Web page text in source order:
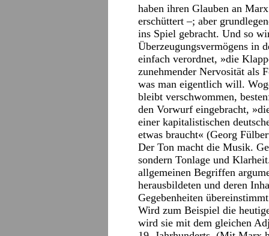
haben ihren Glauben an
erschüttert –; aber
ins Spiel gebracht. Und so
Überzeugungsvermögens in
einfach verordnet, »die
zunehmender Nervosität als
was man eigentlich will.
bleibt verschwommen,
den Vorwurf eingebracht,
einer kapitalistischen
etwas braucht« (Georg
Der Ton macht die Musik.
sondern Tonlage und
allgemeinen Begriffen
herausbildeten und deren
Gegebenheiten
Wird zum Beispiel die
wird sie mit dem gleichen